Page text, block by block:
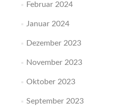
Februar 2024
Januar 2024
Dezember 2023
November 2023
Oktober 2023
September 2023